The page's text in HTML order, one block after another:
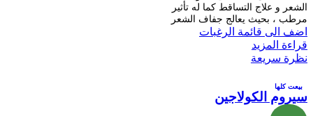
الشعر و علاج التساقط كما له تأثير
مرطب ، بحيث يعالج جفاف الشعر
اضف الى قائمة الرغبات
قراءة المزيد
نظرة سريعة
بيعت كلها
سيروم الكولاجين